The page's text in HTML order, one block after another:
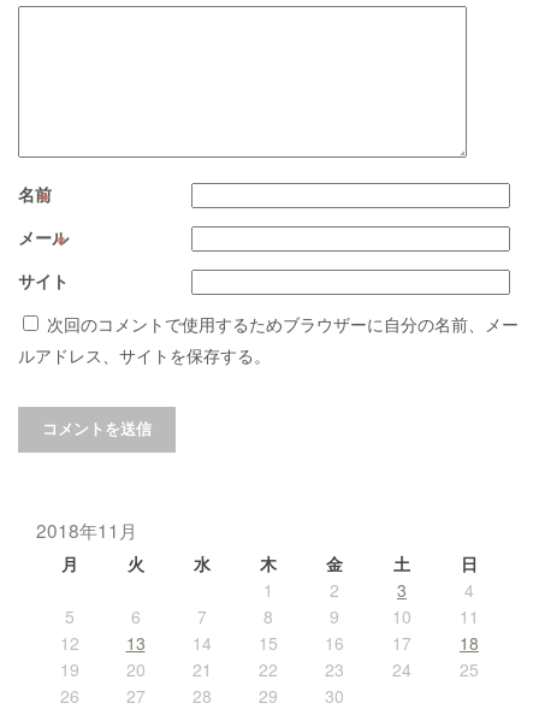
名前
※
メール
※
サイト
次回のコメントで使用するためブラウザーに自分の名前、メー
ルアドレス、サイトを保存する。
2018年11月
月 火 水 木 金 土
日
1
2 3
4
5
6 7 8 9 10
11
12
13 14 15 16 17
18
19
20 21 22 23 24
25
26
27 28 29
30